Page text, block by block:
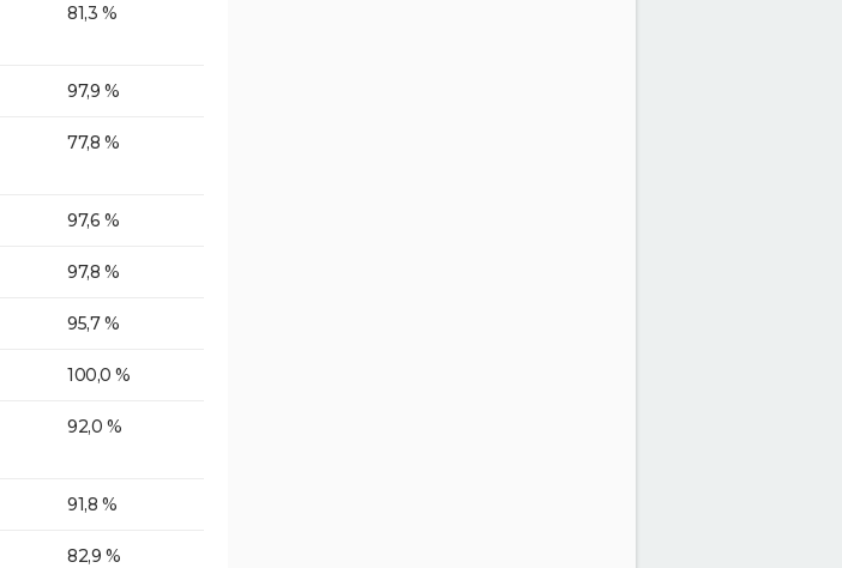
81,3 %
97,9 %
77,8 %
97,6 %
97,8 %
95,7 %
100,0 %
92,0 %
91,8 %
82,9 %